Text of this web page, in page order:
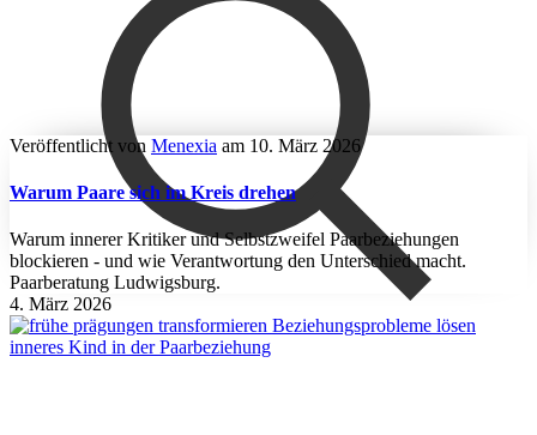
Veröffentlicht von Menexia am 10. März 2026
Warum Paare sich im Kreis drehen
Warum innerer Kritiker und Selbstzweifel Paarbeziehungen
blockieren - und wie Verantwortung den Unterschied macht.
Paarberatung Ludwigsburg.
4. März 2026